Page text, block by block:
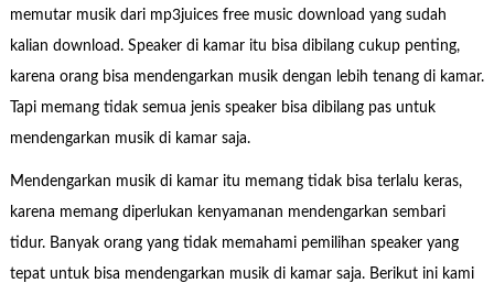
memutar musik dari mp3juices free music download yang sudah
kalian download. Speaker di kamar itu bisa dibilang cukup penting,
karena orang bisa mendengarkan musik dengan lebih tenang di kamar.
Tapi memang tidak semua jenis speaker bisa dibilang pas untuk
mendengarkan musik di kamar saja.
Mendengarkan musik di kamar itu memang tidak bisa terlalu keras,
karena memang diperlukan kenyamanan mendengarkan sembari
tidur. Banyak orang yang tidak memahami pemilihan speaker yang
tepat untuk bisa mendengarkan musik di kamar saja. Berikut ini kami